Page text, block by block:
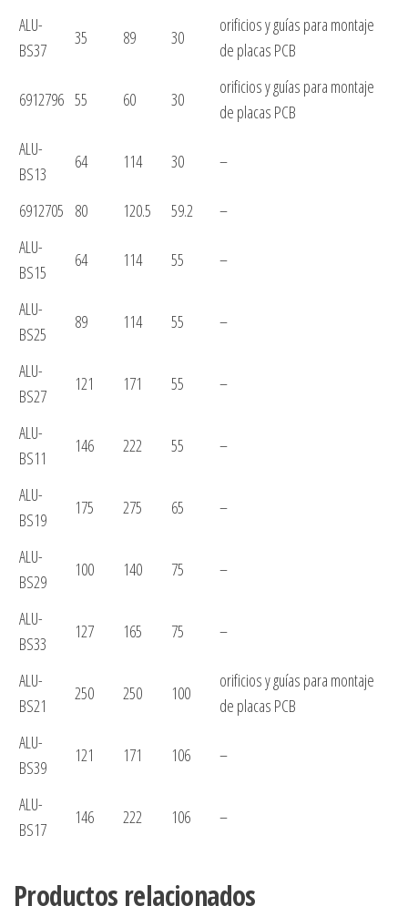
ALU-
BS37
35 89 30
orificios y guías para montaje
de placas PCB
6912796 55 60 30
orificios y guías para montaje
de placas PCB
ALU-
BS13
64 114 30 –
6912705 80 120.5 59.2
–
ALU-
BS15
64 114 55 –
ALU-
BS25
89 114 55 –
ALU-
BS27
121 171 55 –
ALU-
BS11
146 222 55 –
ALU-
BS19
175 275 65 –
ALU-
BS29
100 140 75 –
ALU-
BS33
127 165 75 –
ALU-
BS21
250 250 100
orificios y guías para montaje
de placas PCB
ALU-
BS39
121 171 106 –
ALU-
BS17
146 222 106 –
Productos relacionados